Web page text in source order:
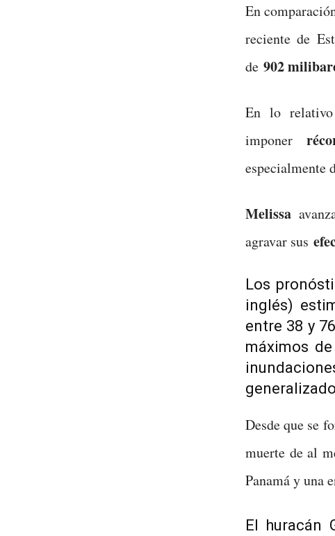
En
reciente de
de 902
En lo
imponer
especialmente
Melissa
agravar sus
Los
inglés)
entre 38 y
máximos
Desde que se
muerte de al
Panamá y una
El huracán